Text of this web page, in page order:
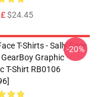
$24.45
T-Shirts - Sally Face
Graphic
T-Shirt RB0106
-20%